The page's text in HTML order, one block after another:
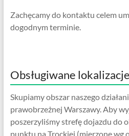
Zachęcamy do kontaktu celem
dogodnym terminie.
Obsługiwane lokalizacje
Skupiamy obszar naszego
prawobrzeżnej Warszawy. Aby
poszerzyliśmy strefę dojazdu do
punktu na Trockiej (mierzone wg